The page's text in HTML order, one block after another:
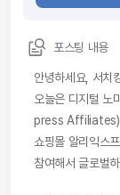
포스팅 내용
안녕하세요, 서치
오늘은 디지털 노
press Affiliates)
쇼핑몰 알리익스
참여해서 글로벌